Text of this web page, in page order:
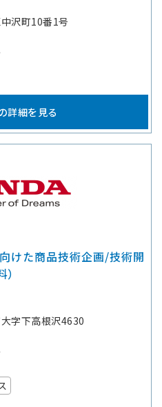
沢町10番1号
詳細を見る
けた商品技術企画/技術開
字下高根沢4630